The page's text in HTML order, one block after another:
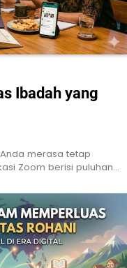
Ibadah yang
merasa tetap
Zoom berisi puluhan…